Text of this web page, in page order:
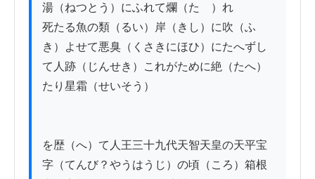
湯（ねつとう）にふれて爛（たゞ）れ
死たる魚の類（るい）岸（きし）に吹（ふ
き）よせて悪臭（くさきにほひ）にたへずし
て人跡（じんせき）これがために絶（たへ）
たり星霜（せいそう）
を歴（へ）て人王三十九代天智天皇の天平宝
字（てんび？やうはうじ）の頃（ころ）箱根